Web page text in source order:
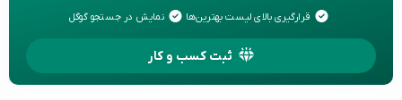
قرارگیری بالای لیست بهترین‌ها نمایش در جستجو گوگل
ثبت کسب و کار